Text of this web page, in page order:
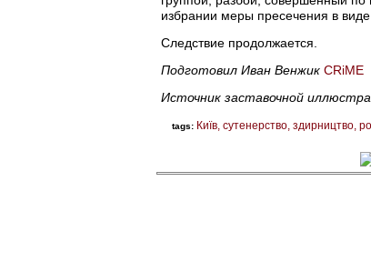
избрании меры пресечения в
Следствие продолжается.
Подготовил Иван Венжик CRiME
Источник заставочной
tags: Київ сутенерство здирництво